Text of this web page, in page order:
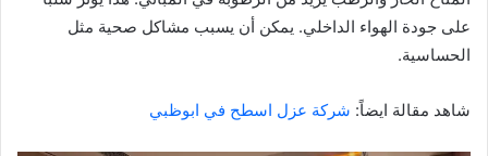
على جودة الهواء الداخلي. يمكن أن يسبب مشاكل صحية مثل
الحساسية.
شاهد مقالة ايضاً: شركة عزل اسطح في ابوظبي